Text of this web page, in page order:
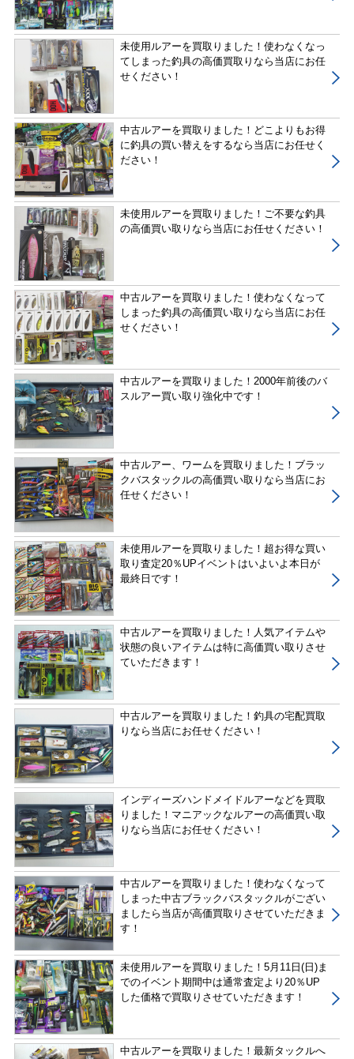
未使用ルアーを買取りました！使わなくなっ
てしまった釣具の高価買取りなら当店にお任
せください！
中古ルアーを買取りました！どこよりもお得
に釣具の買い替えをするなら当店にお任せく
ださい！
未使用ルアーを買取りました！ご不要な釣具
の高価買い取りなら当店にお任せください！
中古ルアーを買取りました！使わなくなって
しまった釣具の高価買い取りなら当店にお任
せください！
中古ルアーを買取りました！2000年前後のバ
スルアー買い取り強化中です！
中古ルアー、ワームを買取りました！ブラッ
クバスタックルの高価買い取りなら当店にお
任せください！
未使用ルアーを買取りました！超お得な買い
取り査定20％UPイベントはいよいよ本日が
最終日です！
中古ルアーを買取りました！人気アイテムや
状態の良いアイテムは特に高価買い取りさせ
ていただきます！
中古ルアーを買取りました！釣具の宅配買取
りなら当店にお任せください！
インディーズハンドメイドルアーなどを買取
りました！マニアックなルアーの高価買い取
りなら当店にお任せください！
中古ルアーを買取りました！使わなくなって
しまった中古ブラックバスタックルがござい
ましたら当店が高価買取りさせていただきま
す！
未使用ルアーを買取りました！5月11日(日)ま
でのイベント期間中は通常査定より20％UP
した価格で買取りさせていただきます！
中古ルアーを買取りました！最新タックルへ